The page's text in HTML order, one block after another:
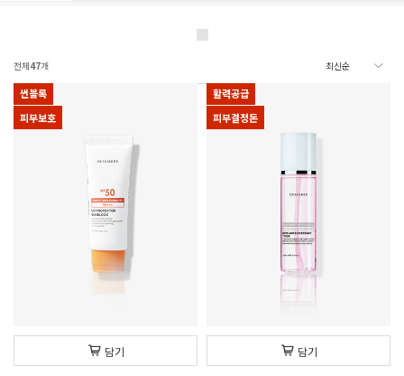
전체47개
썬블록
피부보호
담기
활력공급
피부결정돈
담기